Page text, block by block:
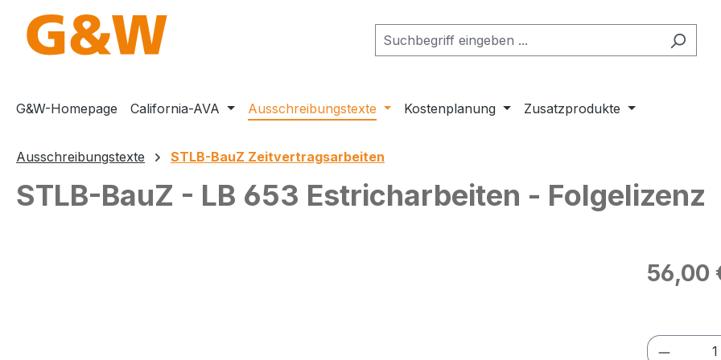
Hauptinhalt springen
Zur Suche springen
Zur Hauptnavigation springen
G&W-Homepage California-AVA Ausschreibungstexte Kostenplanung Zusatzprodukte
Ausschreibungstexte STLB-BauZ Zeitvertragsarbeiten
STLB-BauZ - LB 653 Estricharbeiten - Folgelizenz
Regulärer
56,00